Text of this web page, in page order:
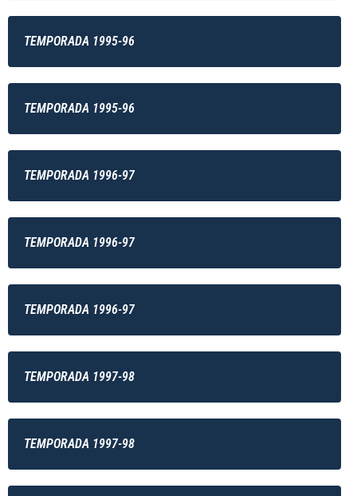
TEMPORADA 1995-96
TEMPORADA 1995-96
TEMPORADA 1996-97
TEMPORADA 1996-97
TEMPORADA 1996-97
TEMPORADA 1997-98
TEMPORADA 1997-98